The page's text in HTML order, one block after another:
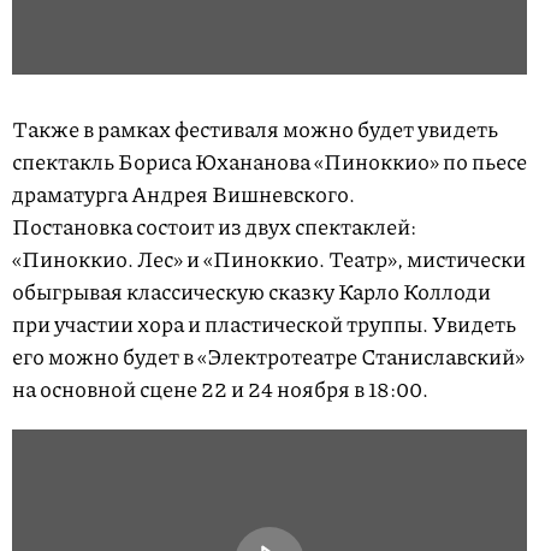
Также в рамках фестиваля можно будет увидеть
спектакль Бориса Юхананова «Пиноккио» по пьесе
драматурга Андрея Вишневского.
Постановка состоит из двух спектаклей:
«Пиноккио. Лес» и «Пиноккио. Театр», мистически
обыгрывая классическую сказку Карло Коллоди
при участии хора и пластической труппы. Увидеть
его можно будет в «Электротеатре Станиславский»
на основной сцене 22 и 24 ноября в 18:00.